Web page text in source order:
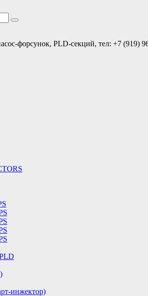
форсунок, PLD-секций, тел: +7 (919)
инжектор)